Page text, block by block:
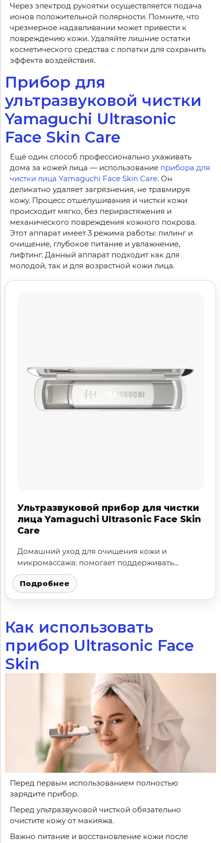
Через электрод рукоятки осуществляется подача
ионов положительной полярности. Помните, что
чрезмерное надавливании может привести к
повреждению кожи. Удаляйте лишние остатки
косметического средства с лопатки для сохранить
эффекта воздействия.
Прибор для
ультразвуковой чистки
Yamaguchi Ultrasonic
Face Skin Care
Ещё один способ профессионально ухаживать
дома за кожей лица — использование прибора для
чистки лица Yamaguchi Face Skin Care. Он
деликатно удаляет загрязнения, не травмируя
кожу. Процесс отшелушивания и чистки кожи
происходит мягко, без перирастяжения и
механического повреждения кожного покрова.
Этот аппарат имеет 3 режима работы: пилинг и
очищение, глубокое питание и увлажнение,
лифтинг. Данный аппарат подходит как для
молодой, так и для возрастной кожи лица.
Ультразвуковой прибор для чистки
лица Yamaguchi Ultrasonic Face Skin
Care
Домашний уход для очищения кожи и
микромассажа: помогает поддерживать
гладкость и тонус.
Подробнее
Как использовать
прибор Ultrasonic Face
Skin
Перед первым использованием полностью
зарядите прибор.
Перед ультразвуковой чисткой обязательно
очистите кожу от макияжа.
Важно питание и восстановление кожи после